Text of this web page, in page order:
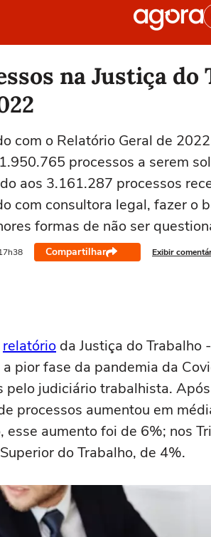
na Justiça
com o Relatório Geral de
processos a serem
aos 3.161.287 processos
com consultora legal, fazer o
formas de não ser
Compartilhar Exibir
relatório da Justiça do
pior fase da pandemia da
pelo judiciário trabalhista.
processos aumentou em
esse aumento foi de 6%; nos
do Trabalho, de 4%.